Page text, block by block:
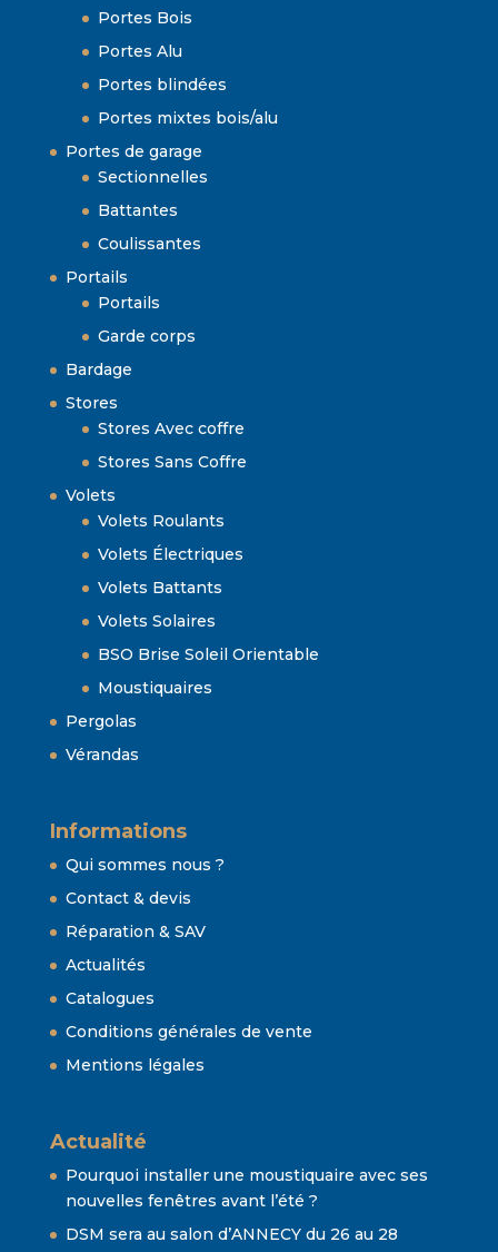
Portes Bois
Portes Alu
Portes blindées
Portes mixtes bois/alu
Portes de garage
Sectionnelles
Battantes
Coulissantes
Portails
Portails
Garde corps
Bardage
Stores
Stores Avec coffre
Stores Sans Coffre
Volets
Volets Roulants
Volets Électriques
Volets Battants
Volets Solaires
BSO Brise Soleil Orientable
Moustiquaires
Pergolas
Vérandas
Informations
Qui sommes nous ?
Contact & devis
Réparation & SAV
Actualités
Catalogues
Conditions générales de vente
Mentions légales
Actualité
Pourquoi installer une moustiquaire avec ses
nouvelles fenêtres avant l’été ?
DSM sera au salon d’ANNECY du 26 au 28